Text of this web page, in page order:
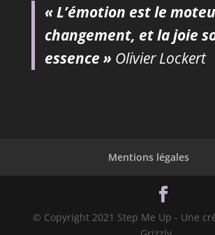
« L’émotion est le
changement, et la joie
essence » Olivier Lockert
Mentions légales
© Copyright 2021 Step Me Up - Une